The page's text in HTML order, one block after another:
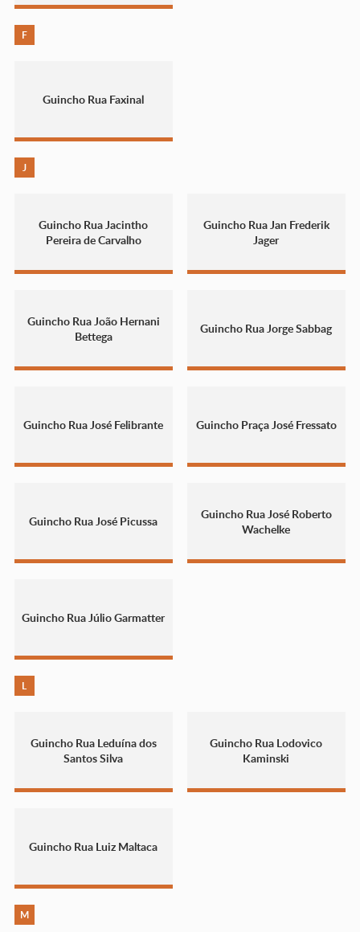
F
Guincho Rua Faxinal
J
Guincho Rua Jacintho
Pereira de Carvalho
Guincho Rua Jan Frederik
Jager
Guincho Rua João Hernani
Bettega
Guincho Rua Jorge Sabbag
Guincho Rua José Felibrante Guincho Praça José Fressato
Guincho Rua José Picussa
Guincho Rua José Roberto
Wachelke
Guincho Rua Júlio Garmatter
L
Guincho Rua Leduína dos
Santos Silva
Guincho Rua Lodovico
Kaminski
Guincho Rua Luiz Maltaca
M